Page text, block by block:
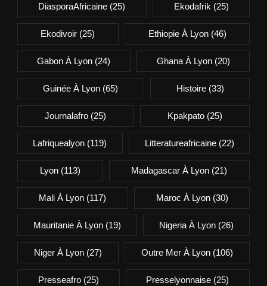
DiasporaAfricaine (25) Ekodafrik (25)
Ekodivoir (25) Ethiopie À Lyon(46)
Gabon À Lyon (24) Ghana À Lyon(20)
Guinée À Lyon (65) Histoire(33)
Journalafro (25) Kpakpato(25)
Lafriquealyon (119) Litteratureafricaine(22)
Lyon(113) Madagascar À Lyon (21)
Mali À Lyon (117) Maroc À Lyon(30)
Mauritanie À Lyon(19) Nigeria À Lyon (26)
Niger À Lyon(27) Outre Mer À Lyon (106)
Presseafro(25) Presselyonnaise (25)